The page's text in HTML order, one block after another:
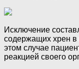
Исключение
содержащих хрен в
этом случае
реакцией своего